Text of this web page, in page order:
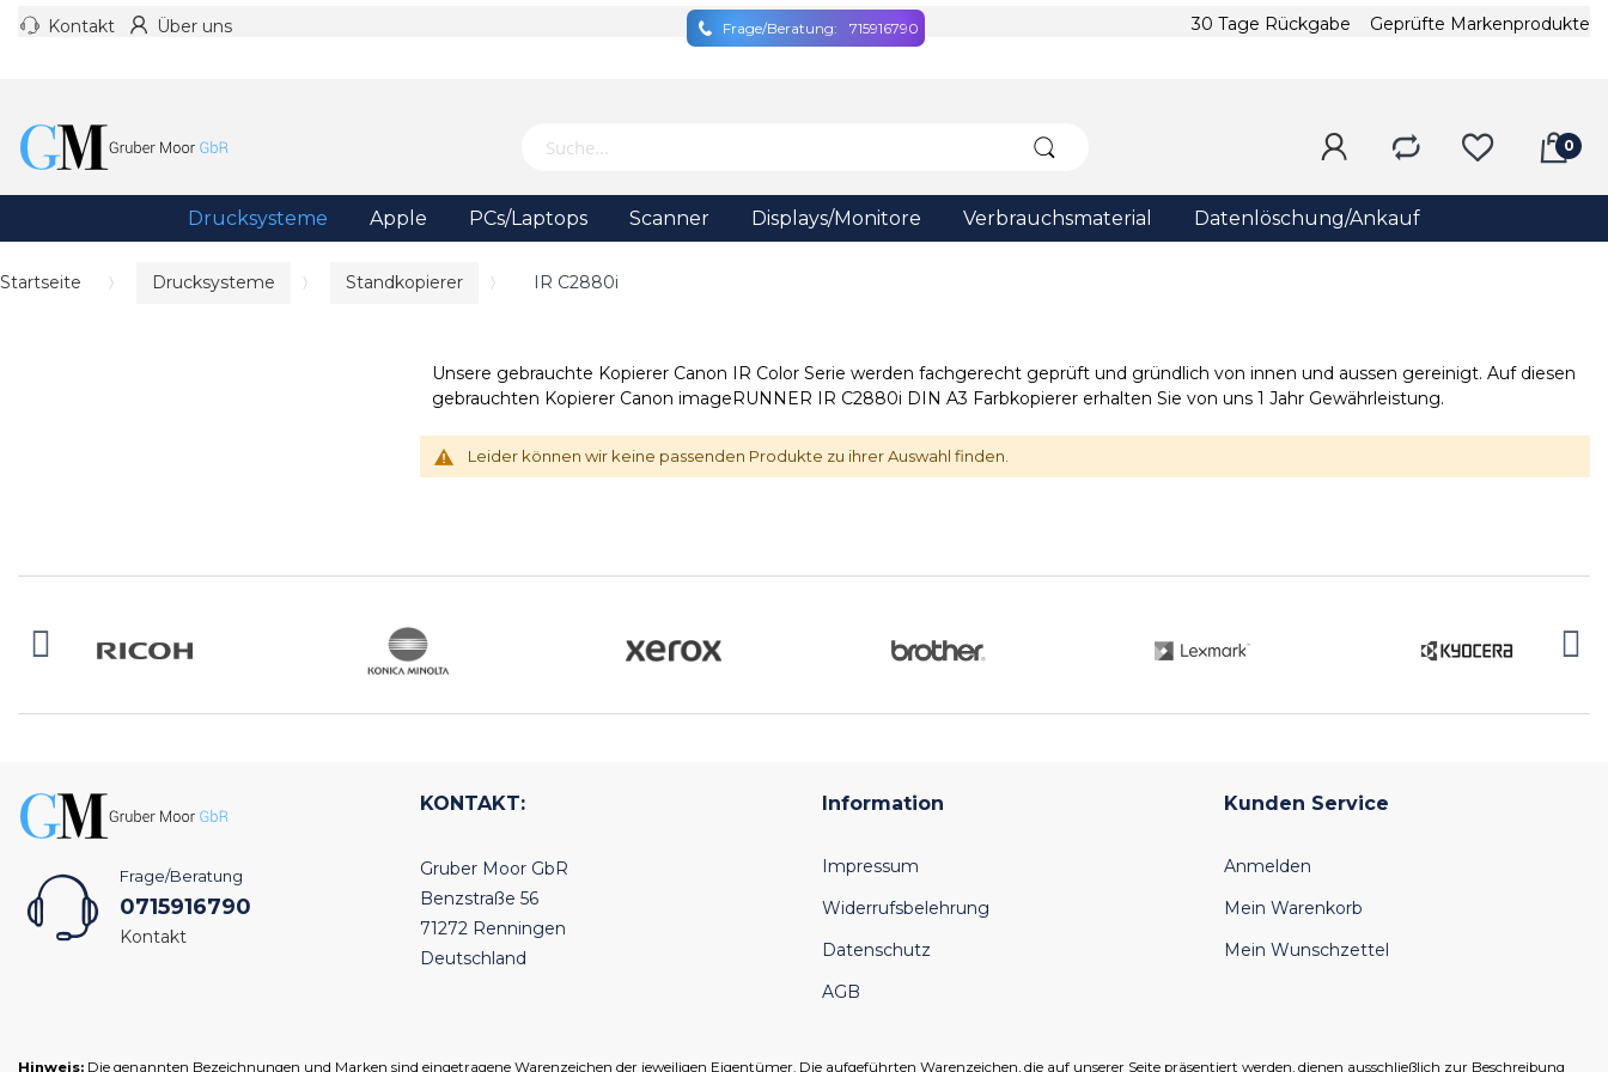
Kontakt Über uns Frage/Beratung: 715916790 30 Tage Rückgabe Geprüfte Markenprodukte
Drucksysteme Apple PCs/Laptops Scanner Displays/Monitore Verbrauchsmaterial Datenlöschung/Ankauf
Startseite Drucksysteme Standkopierer IR C2880i
Unsere gebrauchte Kopierer Canon IR Color Serie werden fachgerecht geprüft und gründlich von innen und aussen gereinigt. Auf diesen
gebrauchten Kopierer Canon imageRUNNER IR C2880i DIN A3 Farbkopierer erhalten Sie von uns 1 Jahr Gewährleistung.
Leider können wir keine passenden Produkte zu ihrer Auswahl finden.
Frage/Beratung
0715916790
Kontakt
KONTAKT:
Gruber Moor GbR
Benzstraße 56
71272 Renningen
Deutschland
Information
Impressum
Widerrufsbelehrung
Datenschutz
AGB
Kunden Service
Anmelden
Mein Warenkorb
Mein Wunschzettel
Hinweis: Die genannten Bezeichnungen und Marken sind eingetragene Warenzeichen der jeweiligen Eigentümer. Die aufgeführten Warenzeichen, die auf unserer Seite präsentiert werden, dienen ausschließlich zur Beschreibung